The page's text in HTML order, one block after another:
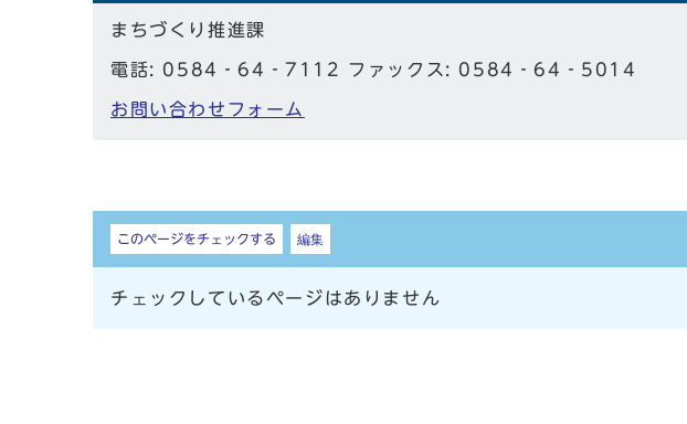
まちづくり推進課
電話: 0584‐64‐7112 ファックス: 0584‐64‐5014
お問い合わせフォーム
しおり
このページをチェックする 編集
チェックしているページはありません